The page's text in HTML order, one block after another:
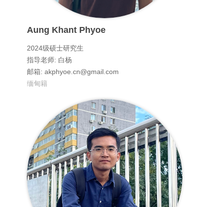
Aung Khant Phyoe
2024级硕士研究生
指导老师: 白杨
邮箱: akphyoe.cn@gmail.com
缅甸籍